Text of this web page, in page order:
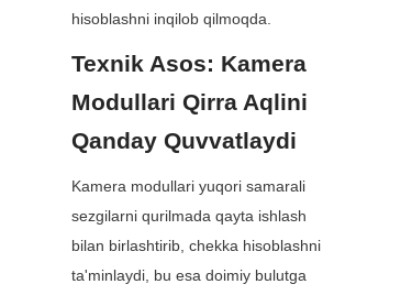
hisoblashni inqilob qilmoqda.
Texnik Asos: Kamera
Modullari Qirra Aqlini
Qanday Quvvatlaydi
Kamera modullari yuqori samarali
sezgilarni qurilmada qayta ishlash
bilan birlashtirib, chekka hisoblashni
ta'minlaydi, bu esa doimiy bulutga